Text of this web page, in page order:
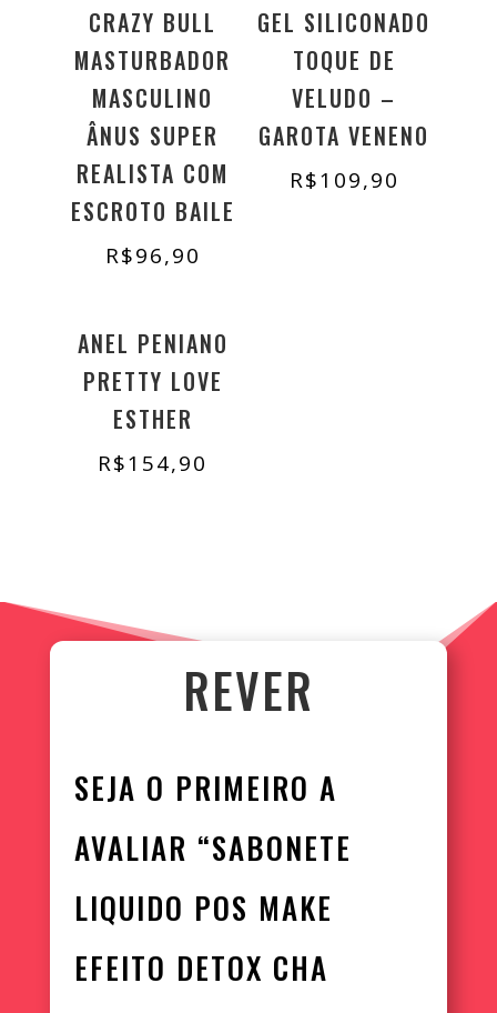
CRAZY BULL
MASTURBADOR
MASCULINO
ÂNUS SUPER
REALISTA COM
ESCROTO BAILE
R$96,90
GEL SILICONADO
TOQUE DE
VELUDO –
GAROTA VENENO
R$109,90
ANEL PENIANO
PRETTY LOVE
ESTHER
R$154,90
REVER
SEJA O PRIMEIRO A
AVALIAR “SABONETE
LIQUIDO POS MAKE
EFEITO DETOX CHA